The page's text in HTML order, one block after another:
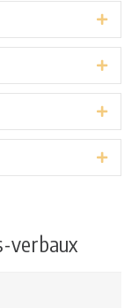
verbaux